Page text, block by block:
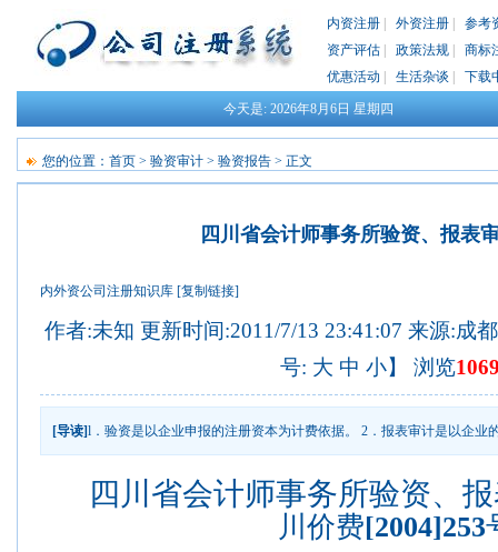
内资注册 外资注册
参考
资产评估
政策法规
商标
优惠活动
生活杂谈 下载
今天是: 2026年8月6日 星期四
您的位置： 首页 > 验资审计 > 验资报告 > 正文
四川省会计师事务所验资、报表
内外资公司注册知识库 [复制链接]
作者:未知 更新时间:2011/7/13 23:41:07 来源:成
号: 大 中 小】 浏览
[导读]l．验资是以企业申报的注册资本为计费依据。 2．报表审计是以企业
四川省会计师事务所验资、
川价费[2004]253